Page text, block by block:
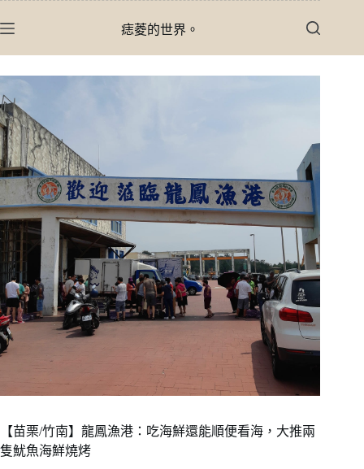
至
容
痣菱的世界。
【苗栗/竹南】龍鳳漁港：吃海鮮還能順便看海，大推兩
隻魷魚海鮮燒烤